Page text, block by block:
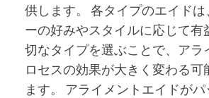
供します。 各タイプのエイド
ーの好みやスタイルに応じて有
切なタイプを選ぶことで、アラ
ロセスの効果が大きく変わる可
ます。 アライメントエイドが